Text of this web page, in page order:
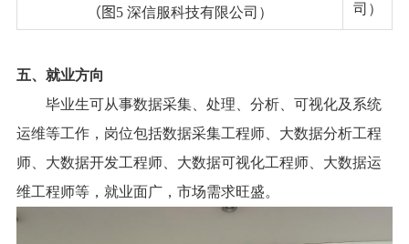
（ 图 5 深信服科技有限公司）
司）
五、就业方向
毕业生可从事数据采集、处理、分析、可视化及系统
运维等工作，岗位包括数据采集工程师、大数据分析工程
师、大数据开发工程师、大数据可视化工程师、大数据运
维工程师等，就业面广，市场需求旺盛。